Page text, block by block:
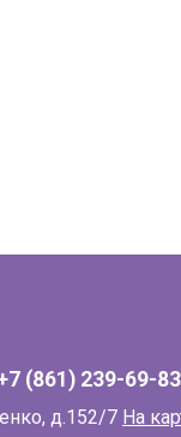
(861) 239-69-83
д.152/7 На